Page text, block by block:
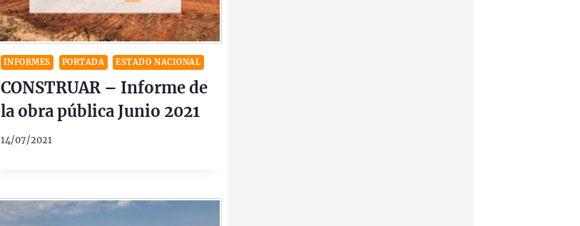
INFORMES PORTADA ESTADO NACIONAL
CONSTRUAR – Informe de
la obra pública Junio 2021
14/07/2021